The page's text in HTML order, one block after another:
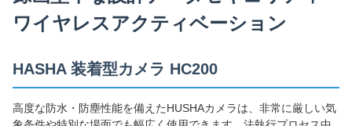
ワイヤレスアクティベーション
HASHA 装着型カメラ HC200
高度な防水・防塵性能を備えたHUSHAカメラは、非常に厳しい気